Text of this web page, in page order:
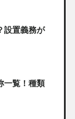
設置義務が
一覧！種類